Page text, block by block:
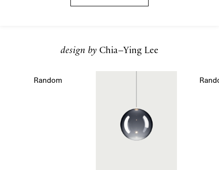
design by Chia–Ying Lee
Random